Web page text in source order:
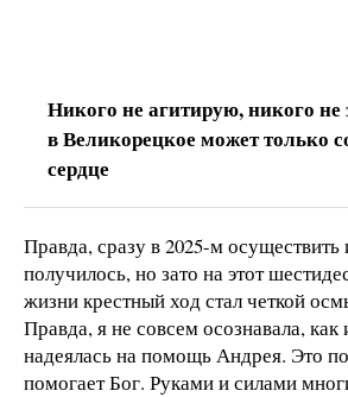
Никого не агитирую, никого не
в Великорецкое может только
сердце
Правда, сразу в 2025-м
получилось, но зато на этот
жизни крестный ход стал четкой
Правда, я не совсем осознавала, как
надеялась на помощь Андрея. Это
помогает Бог. Руками и силами